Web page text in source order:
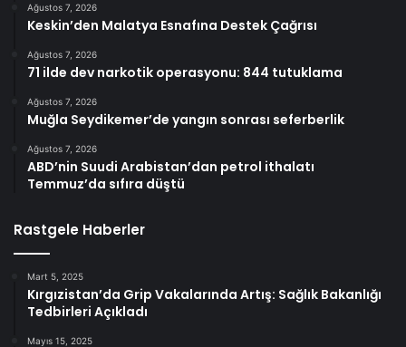
Ağustos 7, 2026
Keskin’den Malatya Esnafına Destek Çağrısı
Ağustos 7, 2026
71 ilde dev narkotik operasyonu: 844 tutuklama
Ağustos 7, 2026
Muğla Seydikemer’de yangın sonrası seferberlik
Ağustos 7, 2026
ABD’nin Suudi Arabistan’dan petrol ithalatı
Temmuz’da sıfıra düştü
Rastgele Haberler
Mart 5, 2025
Kırgızistan’da Grip Vakalarında Artış: Sağlık Bakanlığı
Tedbirleri Açıkladı
Mayıs 15, 2025